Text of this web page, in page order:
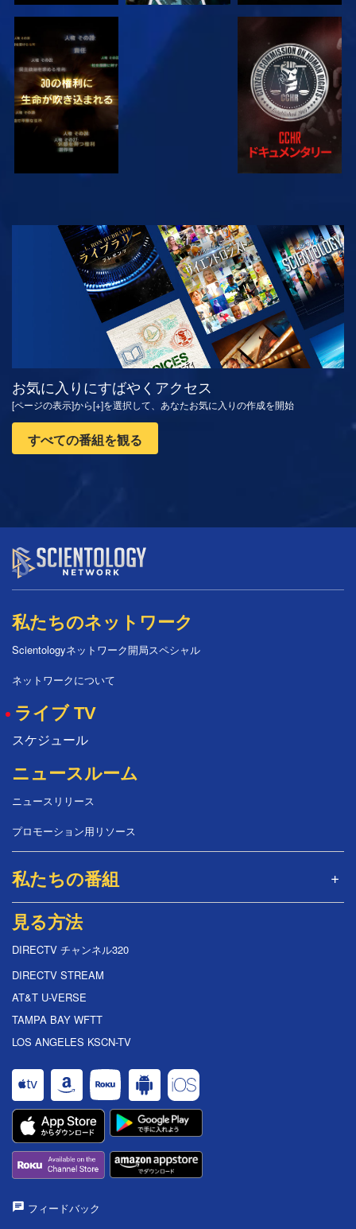
観る
観る シリーズを探求
お気に入りにすばやくアクセス
[ページの表示]から[+]を選択して、あなたお気に入りの作成を開始
すべての番組を観る
私たちのネットワーク
Scientologyネットワーク開局スペシャル
ネットワークについて
ライブ TV
スケジュール
ニュースルーム
ニュースリリース
プロモーション用リソース
私たちの番組
見る方法
DIRECTV チャンネル320
DIRECTV STREAM
AT&T U-VERSE
TAMPA BAY WFTT
LOS ANGELES KSCN-TV
フィードバック